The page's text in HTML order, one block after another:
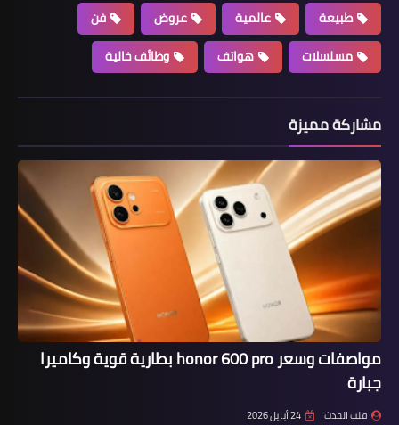
طبيعة
عالمية عروض
فن
مسلسلات
هواتف وظائف خالية
مشاركة مميزة
مواصفات وسعر honor 600 pro بطارية قوية وكاميرا
جبارة
قلب الحدث 24 أبريل 2026